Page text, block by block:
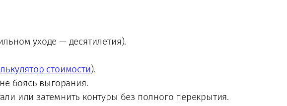
уходе — десятилетия).
стоимости).
боясь выгорания.
или затемнить контуры без полного перекрытия.